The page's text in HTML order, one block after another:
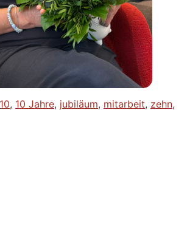
10, 10 Jahre, jubiläum, mitarbeit, zehn,